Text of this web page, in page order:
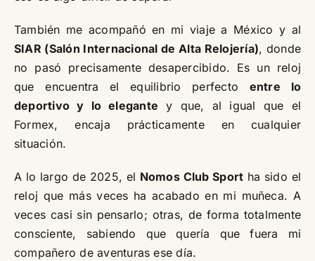
También me acompañó en mi viaje a México y al
SIAR (Salón Internacional de Alta Relojería), donde
no pasó precisamente desapercibido. Es un reloj
que encuentra el equilibrio perfecto entre lo
deportivo y lo elegante y que, al igual que el
Formex, encaja prácticamente en cualquier
situación.
A lo largo de 2025, el Nomos Club Sport ha sido el
reloj que más veces ha acabado en mi muñeca. A
veces casi sin pensarlo; otras, de forma totalmente
consciente, sabiendo que quería que fuera mi
compañero de aventuras ese día.